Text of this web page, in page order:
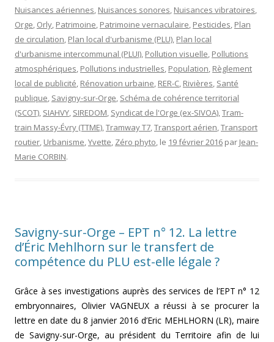
Nuisances aériennes, Nuisances sonores, Nuisances vibratoires,
Orge, Orly, Patrimoine, Patrimoine vernaculaire, Pesticides, Plan
de circulation, Plan local d'urbanisme (PLU), Plan local
d'urbanisme intercommunal (PLUI), Pollution visuelle, Pollutions
atmosphériques, Pollutions industrielles, Population, Règlement
local de publicité, Rénovation urbaine, RER-C, Rivières, Santé
publique, Savigny-sur-Orge, Schéma de cohérence territorial
(SCOT), SIAHVY, SIREDOM, Syndicat de l'Orge (ex-SIVOA),Tram-
train Massy-Évry (TTME),Tramway T7,Transport aérien,Transport
routier, Urbanisme,Yvette, Zéro phyto, le 19 février 2016 par Jean-
Marie CORBIN.
Savigny-sur-Orge – EPT n° 12. La lettre
d’Éric Mehlhorn sur le transfert de
compétence du PLU est-elle légale ?
Grâce à ses investigations auprès des services de l’EPT n° 12
embryonnaires, Olivier VAGNEUX a réussi à se procurer la
lettre en date du 8 janvier 2016 d’Eric MEHLHORN (LR), maire
de Savigny-sur-Orge, au président du Territoire afin de lui